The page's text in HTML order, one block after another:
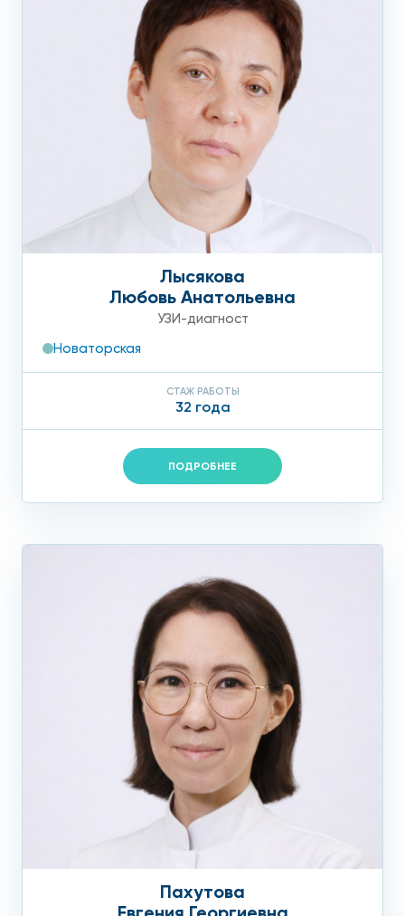
Лысякова
Любовь Анатольевна
УЗИ-диагност
Новаторская
СТАЖ РАБОТЫ
32 года
ПОДРОБНЕЕ
Пахутова